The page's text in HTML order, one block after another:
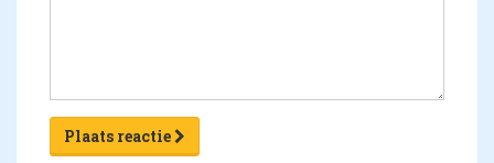
Plaats reactie